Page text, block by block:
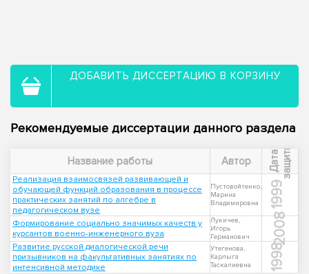
ДОБАВИТЬ ДИССЕРТАЦИЮ В КОРЗИНУ
Рекомендуемые диссертации данного раздела
Название работы Автор Д
а
т
а
з
а
щ
и
т ы
Реализация взаимосвязей развивающей и
обучающей функций образования в процессе
практических занятий по алгебре в
педагогическом вузе
Пустовойтенко,
Марина
Владимировна
1999
Формирование социально значимых качеств у
курсантов военно-инженерного вуза
Лукичев,
Игорь
Германович
2008
Развитие русской диалогической речи
призывников на факультативных занятиях по
интенсивной методике
Утегенова,
Карлыга
Таскалиевна
1998